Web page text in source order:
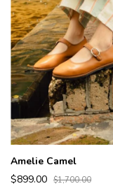
Amelie Camel
$899.00 $1,700.00